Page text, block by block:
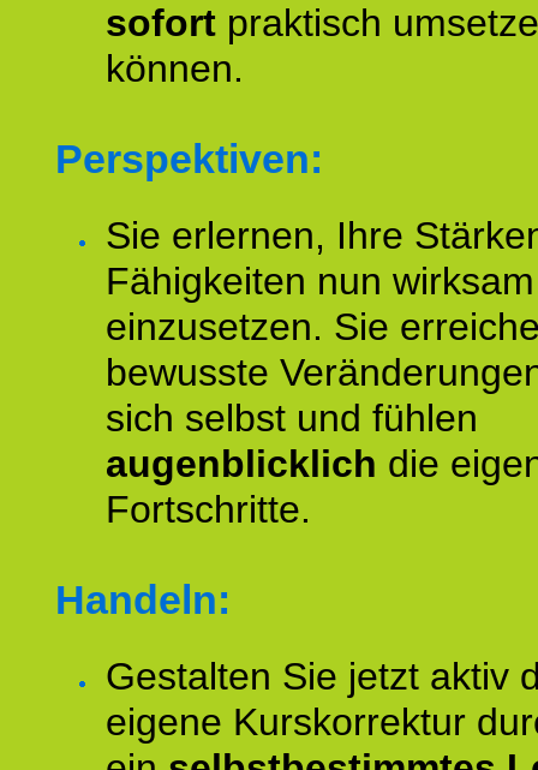
sofort praktisch
können.
Perspektiven:
Sie erlernen, Ihre
Fähigkeiten nun wirksam
einzusetzen. Sie
bewusste
sich selbst und fühlen
augenblicklich die
Fortschritte.
Handeln:
Gestalten Sie jetzt aktiv
eigene Kurskorrektur